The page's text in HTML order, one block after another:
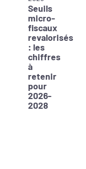
Seuils
micro-
fiscaux
revalorisés
: les
chiffres
à
retenir
pour
2026-
2028